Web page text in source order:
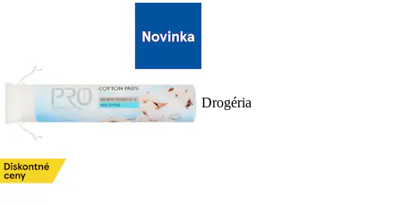
Drogéria